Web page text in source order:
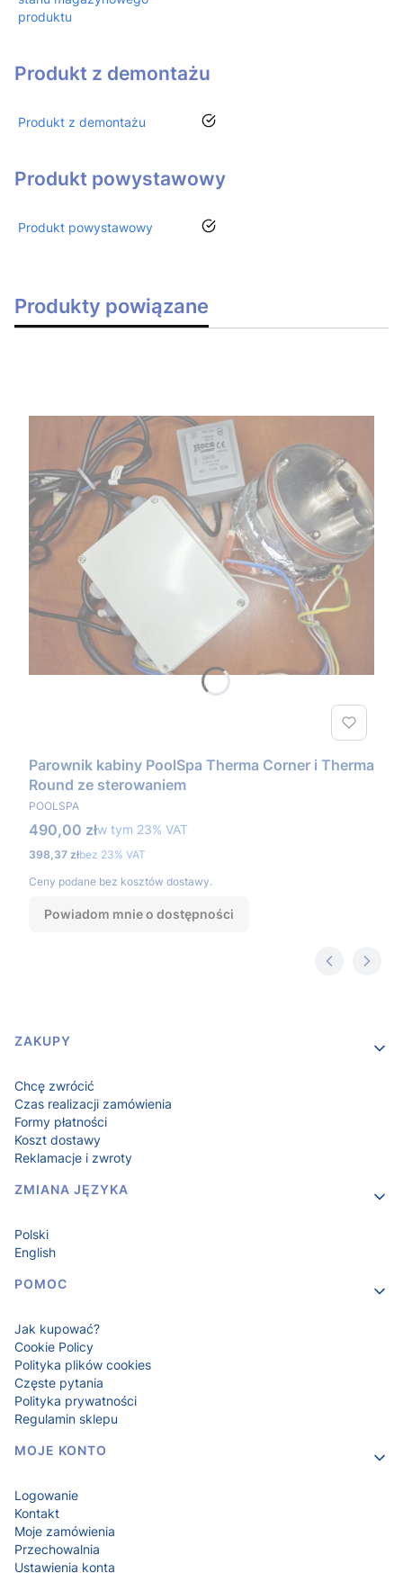
produktu
Produkt z demontażu
Produkt z demontażu tak
Produkt powystawowy
Produkt powystawowy tak
Produkty powiązane
Parownik kabiny PoolSpa Therma Corner i Therma
Round ze sterowaniem
PRODUCENT
POOLSPA
Cena brutto
490,00 złw tym %s VAT
w tym 23% VAT
Cena netto
398,37 złbez 23% VAT
Ceny podane bez kosztów dostawy.
Powiadom mnie o dostępności
Linki w stopce
ZAKUPY
Chcę zwrócić
Czas realizacji zamówienia
Formy płatności
Koszt dostawy
Reklamacje i zwroty
ZMIANA JĘZYKA
Polski
English
POMOC
Jak kupować?
Cookie Policy
Polityka plików cookies
Częste pytania
Polityka prywatności
Regulamin sklepu
MOJE KONTO
Logowanie
Kontakt
Moje zamówienia
Przechowalnia
Ustawienia konta